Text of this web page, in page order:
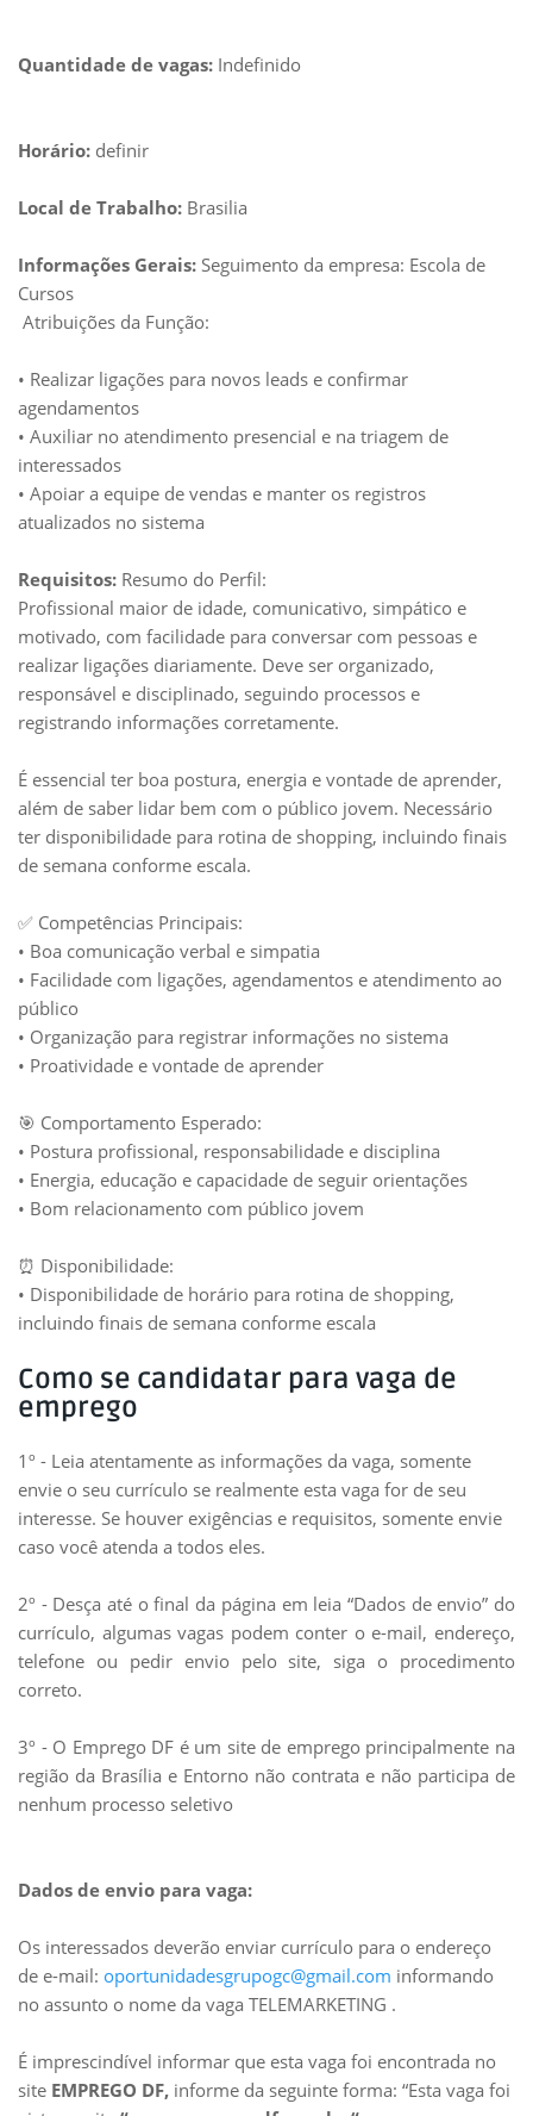
Quantidade de vagas: Indefinido
Horário: definir
Local de Trabalho: Brasilia
Informações Gerais: Seguimento da empresa: Escola de
Cursos
Atribuições da Função:
• Realizar ligações para novos leads e confirmar
agendamentos
• Auxiliar no atendimento presencial e na triagem de
interessados
• Apoiar a equipe de vendas e manter os registros
atualizados no sistema
Requisitos: Resumo do Perfil:
Profissional maior de idade, comunicativo, simpático e
motivado, com facilidade para conversar com pessoas e
realizar ligações diariamente. Deve ser organizado,
responsável e disciplinado, seguindo processos e
registrando informações corretamente.
É essencial ter boa postura, energia e vontade de aprender,
além de saber lidar bem com o público jovem. Necessário
ter disponibilidade para rotina de shopping, incluindo finais
de semana conforme escala.
✅ Competências Principais:
• Boa comunicação verbal e simpatia
• Facilidade com ligações, agendamentos e atendimento ao
público
• Organização para registrar informações no sistema
• Proatividade e vontade de aprender
🎯 Comportamento Esperado:
• Postura profissional, responsabilidade e disciplina
• Energia, educação e capacidade de seguir orientações
• Bom relacionamento com público jovem
⏰ Disponibilidade:
• Disponibilidade de horário para rotina de shopping,
incluindo finais de semana conforme escala
Como se candidatar para vaga de
emprego
1º - Leia atentamente as informações da vaga, somente
envie o seu currículo se realmente esta vaga for de seu
interesse. Se houver exigências e requisitos, somente envie
caso você atenda a todos eles.
2º - Desça até o final da página em leia “Dados de envio” do
currículo, algumas vagas podem conter o e-mail, endereço,
telefone ou pedir envio pelo site, siga o procedimento
correto.
3º - O Emprego DF é um site de emprego principalmente na
região da Brasília e Entorno não contrata e não participa de
nenhum processo seletivo
Dados de envio para vaga:
Os interessados deverão enviar currículo para o endereço
de e-mail: oportunidadesgrupogc@gmail.com informando
no assunto o nome da vaga TELEMARKETING .
É imprescindível informar que esta vaga foi encontrada no
site EMPREGO DF, informe da seguinte forma: “Esta vaga foi